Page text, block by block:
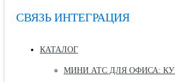
СВЯЗЬ ИНТЕГРАЦИЯ
КАТАЛОГ
МИНИ АТС ДЛЯ ОФИСА: